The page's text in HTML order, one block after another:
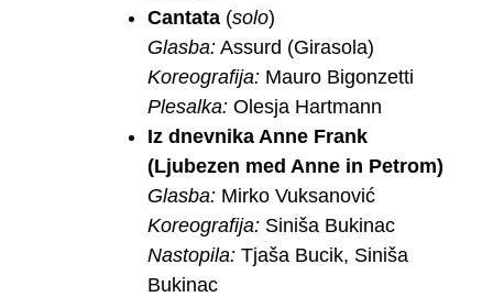
Cantata (solo)
Glasba: Assurd (Girasola)
Koreografija: Mauro Bigonzetti
Plesalka: Olesja Hartmann
Iz dnevnika Anne Frank
(Ljubezen med Anne in Petrom)
Glasba: Mirko Vuksanović
Koreografija: Siniša Bukinac
Nastopila: Tjaša Bucik, Siniša
Bukinac